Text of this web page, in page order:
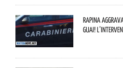
Rapina
guai!